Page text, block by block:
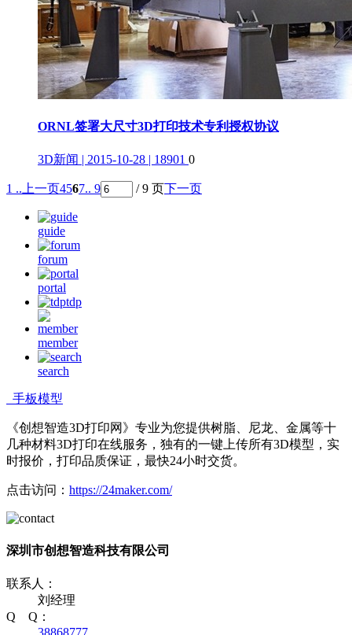
ORNL签署大尺寸3D打印技术专利授权协议
3D新闻 | 2015-10-28 | 18901 0
1 .. 上一页4567.. 9 / 9 页下一页
guide
forum
portal
tdp
member
search
手板模型
《创想智造3D打印网》专业为您提供树脂、尼龙、金属等十
几种材料3D打印在线服务，独有的一键上传所有3D模型，实
时报价，打印品质保证，最快24小时交货。
点击访问： https://24maker.com/
深圳市创想智造科技有限公司
联系人：
刘经理
Q Q：
38868777